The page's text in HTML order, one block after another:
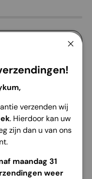
àEdelsmidsdreef 4
verzenden wij
. Hierdoor kan uw
zijn dan u van ons
maandag 31
weer